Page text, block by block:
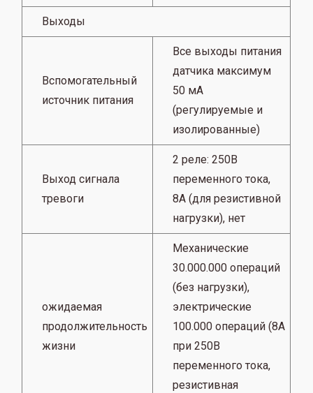
Выходы
Вспомогательный
источник питания
Все выходы питания
датчика максимум
50 мА
(регулируемые и
изолированные)
Выход сигнала
тревоги
2 реле: 250В
переменного тока,
8А (для резистивной
нагрузки), нет
ожидаемая
продолжительность
жизни
Механические
30.000.000 операций
(без нагрузки),
электрические
100.000 операций (8А
при 250В
переменного тока,
резистивная